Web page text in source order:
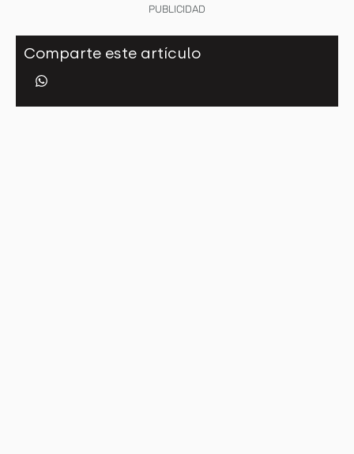
PUBLICIDAD
Comparte este artículo